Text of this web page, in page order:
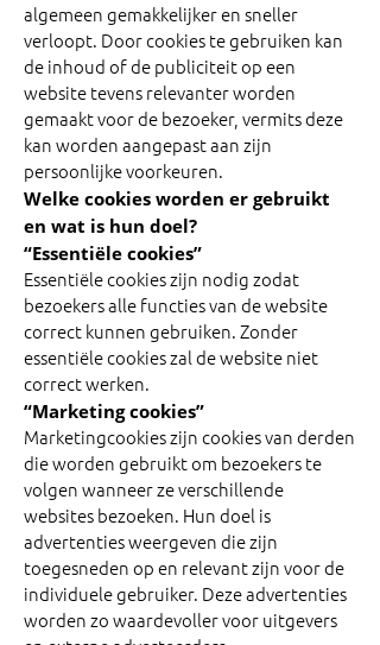
algemeen gemakkelijker en sneller
verloopt. Door cookies te gebruiken kan
de inhoud of de publiciteit op een
website tevens relevanter worden
gemaakt voor de bezoeker, vermits deze
kan worden aangepast aan zijn
persoonlijke voorkeuren.
Welke cookies worden er gebruikt
en wat is hun doel?
“Essentiële cookies”
Essentiële cookies zijn nodig zodat
bezoekers alle functies van de website
correct kunnen gebruiken. Zonder
essentiële cookies zal de website niet
correct werken.
“Marketing cookies”
Marketingcookies zijn cookies van derden
die worden gebruikt om bezoekers te
volgen wanneer ze verschillende
websites bezoeken. Hun doel is
advertenties weergeven die zijn
toegesneden op en relevant zijn voor de
individuele gebruiker. Deze advertenties
worden zo waardevoller voor uitgevers